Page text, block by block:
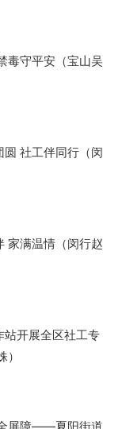
毒守平安（宝山吴
圆 社工伴同行（闵
家满温情（闵行赵
站开展全区社工专